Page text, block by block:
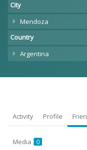
City
Mendoza
Country
Argentina
Activity Profile
Media 0